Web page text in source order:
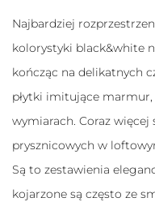
Najbardziej
kolorystyki black&white
kończąc na delikatnych
płytki imitujące
wymiarach. Coraz
prysznicowych w
Są to zestawienia
kojarzone są często ze
najlepiej
twojego
przejścia na nią.
Jeśli odrzucisz
te pliki cookie,
znikną ze strony
internetowej.
Marketing